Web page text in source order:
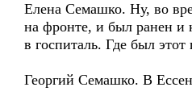
Елена Семашко. Ну, во
на фронте, и был ранен и
в госпиталь. Где был этот
Георгий Семашко. В